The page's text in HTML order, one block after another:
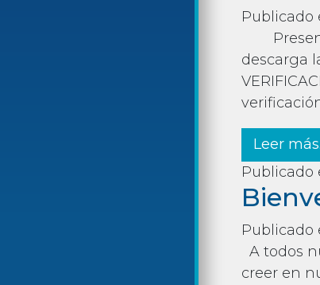
Publicado
descarga
Leer
Publicado
Publicado
A todos
creer en